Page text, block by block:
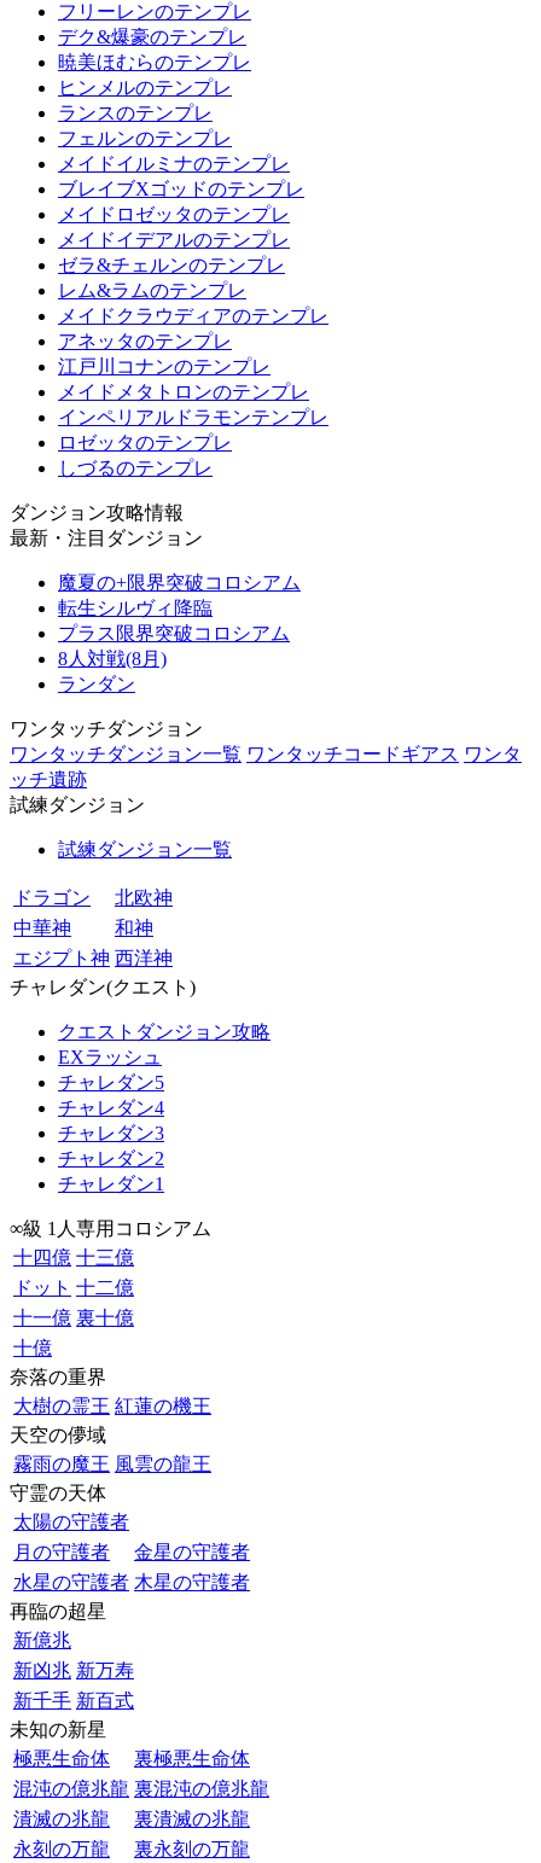
フリーレンのテンプレ
デク&爆豪のテンプレ
暁美ほむらのテンプレ
ヒンメルのテンプレ
ランスのテンプレ
フェルンのテンプレ
メイドイルミナのテンプレ
ブレイブXゴッドのテンプレ
メイドロゼッタのテンプレ
メイドイデアルのテンプレ
ゼラ&チェルンのテンプレ
レム&ラムのテンプレ
メイドクラウディアのテンプレ
アネッタのテンプレ
江戸川コナンのテンプレ
メイドメタトロンのテンプレ
インペリアルドラモンテンプレ
ロゼッタのテンプレ
しづるのテンプレ
ダンジョン攻略情報
最新・注目ダンジョン
魔夏の+限界突破コロシアム
転生シルヴィ降臨
プラス限界突破コロシアム
8人対戦(8月)
ランダン
ワンタッチダンジョン
ワンタッチダンジョン一覧 ワンタッチコードギアス ワンタ
ッチ遺跡
試練ダンジョン
試練ダンジョン一覧
ドラゴン
北欧神
中華神
和神
エジプト神 西洋神
チャレダン(クエスト)
クエストダンジョン攻略
EXラッシュ
チャレダン5
チャレダン4
チャレダン3
チャレダン2
チャレダン1
∞級 1人専用コロシアム
十四億 十三億
ドット 十二億
十一億 裏十億
十億
奈落の重界
大樹の霊王 紅蓮の機王
天空の儚域
霧雨の魔王 風雲の龍王
守霊の天体
太陽の守護者
月の守護者
金星の守護者
水星の守護者 木星の守護者
再臨の超星
新億兆
新凶兆 新万寿
新千手 新百式
未知の新星
極悪生命体
裏極悪生命体
混沌の億兆龍 裏混沌の億兆龍
潰滅の兆龍
裏潰滅の兆龍
永刻の万龍
裏永刻の万龍